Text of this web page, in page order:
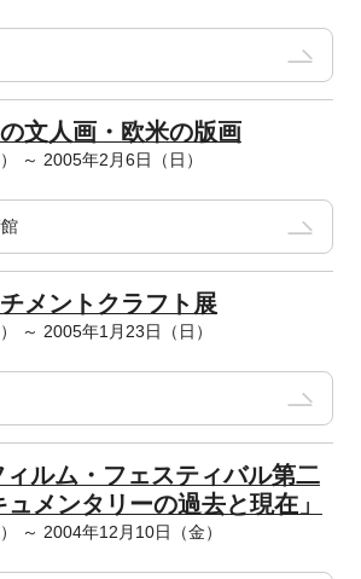
文人画・欧米の版画
～ 2005年2月6日（日）
メントクラフト展
～ 2005年1月23日（日）
ルム・フェスティバル第二
メンタリーの過去と現在」
～ 2004年12月10日（金）